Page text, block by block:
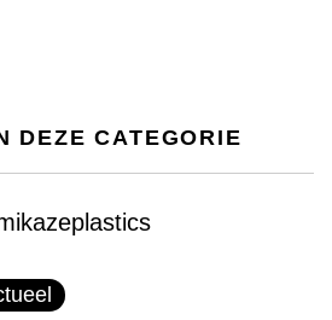
DEZE CATEGORIE